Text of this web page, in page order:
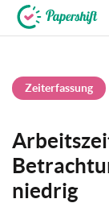
Zeiterfassung
niedrig